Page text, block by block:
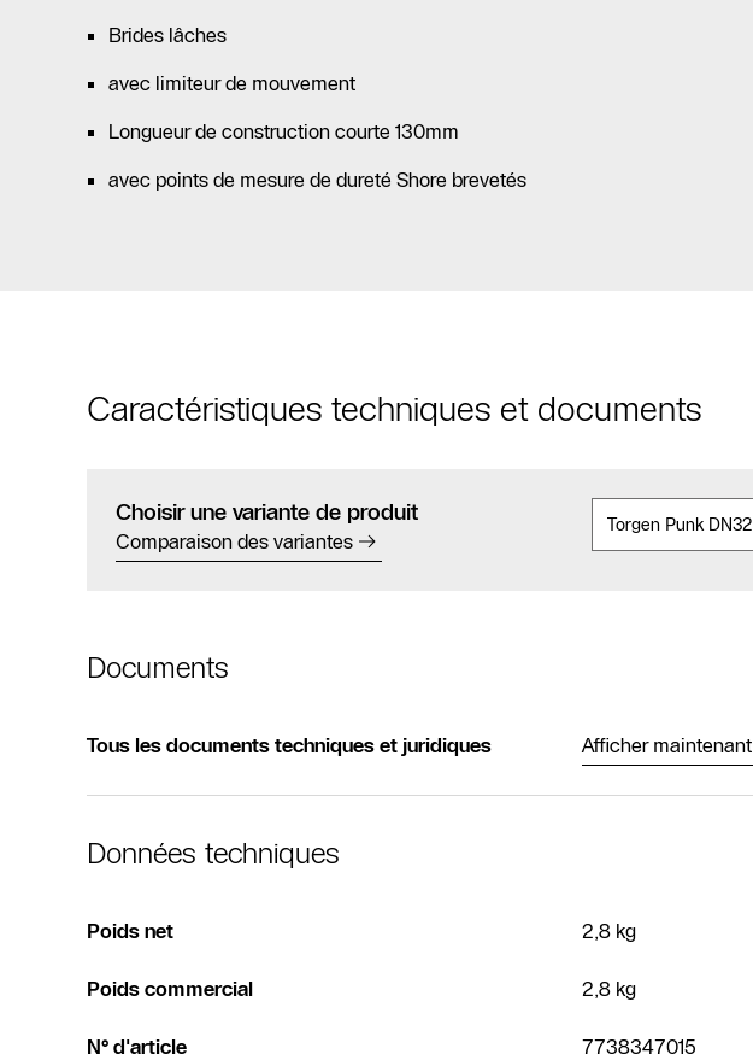
Brides lâches
avec limiteur de mouvement
Longueur de construction courte 130mm
avec points de mesure de dureté Shore brevetés
Caractéristiques techniques et documents
Choisir une variante de produit
Comparaison des variantes
Documents
Tous les documents techniques et juridiques Afficher maintenant
Données techniques
Poids net 2,8 kg
Poids commercial 2,8 kg
N° d'article 7738347015